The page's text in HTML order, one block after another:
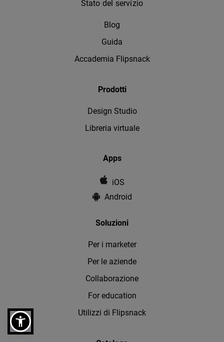
Stato del servizio
Blog
Guida
Accademia Flipsnack
Prodotti
Design Studio
Libreria virtuale
Apps
iOS
Android
Soluzioni
Per i marketer
Per le aziende
Collaborazione
For education
Utilizzi di Flipsnack